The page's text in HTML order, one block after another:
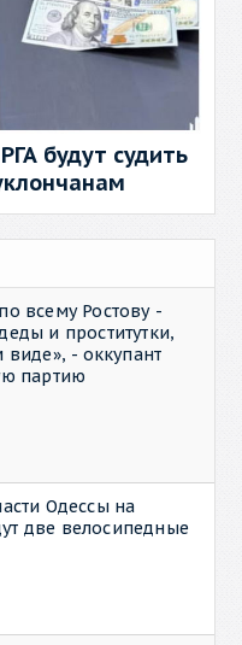
будут судить
всему Ростову -
и проститутки,
- оккупант
партию
Одессы на
две велосипедные